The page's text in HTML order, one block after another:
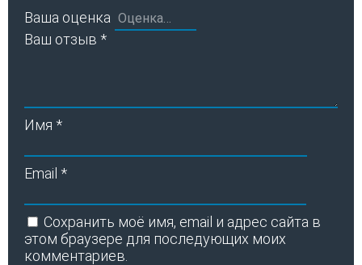
Ваша оценка
Ваш отзыв *
Имя *
Email *
Сохранить моё имя, email и адрес сайта в
этом браузере для последующих моих
комментариев.